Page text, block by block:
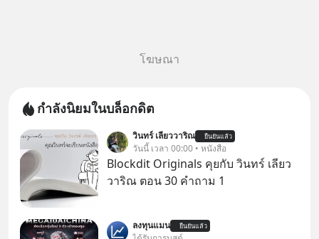
โฆษณา
กำลังนิยมในบล็อกดิต
วินทร์ เลียววาริณ ยืนยันแล้ว
วันนี้ เวลา 00:00 • หนังสือ
Blockdit Originals คุยกับ วินทร์ เลียว
วาริณ ตอน 30 คำถาม 1
ลงทุนแมน ยืนยันแล้ว